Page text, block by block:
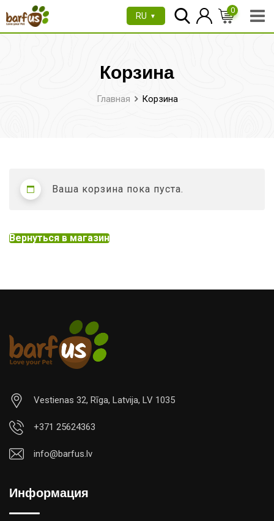
Перейти
RU ▼
0
Корзина
Главная Корзина
Ваша корзина пока пуста.
Вернуться в магазин
Vestienas 32, Rīga, Latvija, LV 1035
+371 25624363
info@barfus.lv
Информация